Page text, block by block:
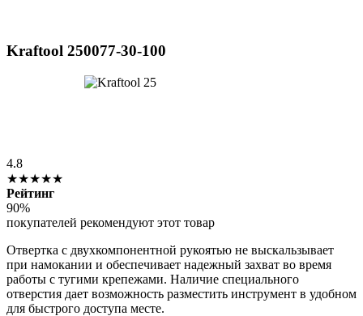
Kraftool 250077-30-100
4.8
★★★★★
Рейтинг
90%
покупателей рекомендуют этот товар
Отвертка с двухкомпонентной рукоятью не выскальзывает
при намокании и обеспечивает надежный захват во время
работы с тугими крепежами. Наличие специального
отверстия дает возможность разместить инструмент в удобном
для быстрого доступа месте.